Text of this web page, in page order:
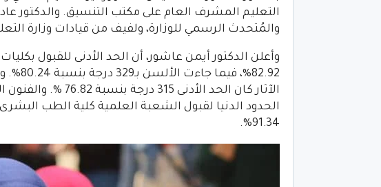
التعليم المشرف العام على مكتب التنسيق. والدكتور
والمُتحدث الرسمي للوزارة، ولفيف من قيادات وزارة
91.34%.